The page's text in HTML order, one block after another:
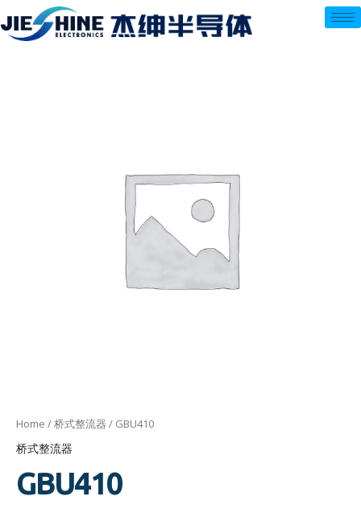
至
内
Home /桥式整流器 / GBU410
桥式整流器
GBU410